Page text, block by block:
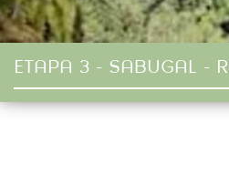
ETAPA 3 - SABUGAL -